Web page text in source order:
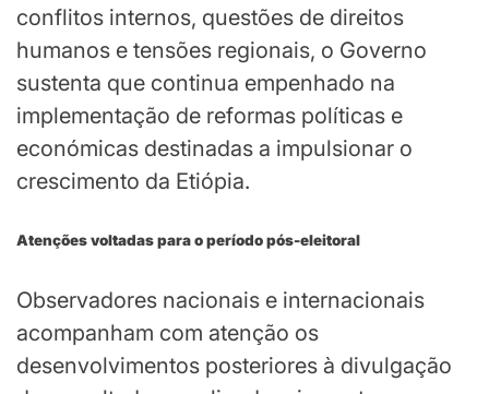
conflitos internos, questões de direitos
humanos e tensões regionais, o Governo
sustenta que continua empenhado na
implementação de reformas políticas e
económicas destinadas a impulsionar o
crescimento da Etiópia.
Atenções voltadas para o período pós-eleitoral
Observadores nacionais e internacionais
acompanham com atenção os
desenvolvimentos posteriores à divulgação